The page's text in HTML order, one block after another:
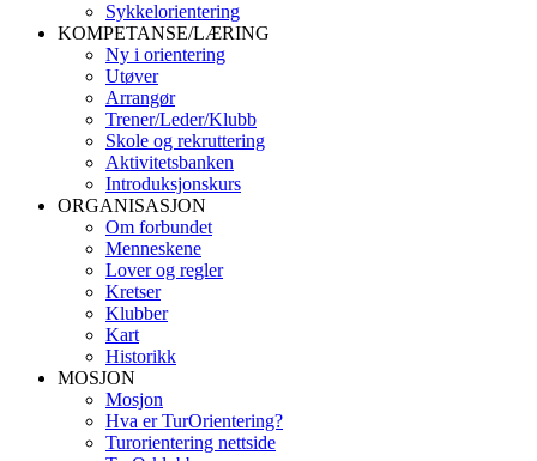
Sykkelorientering
KOMPETANSE/LÆRING
Ny i orientering
Utøver
Arrangør
Trener/Leder/Klubb
Skole og rekruttering
Aktivitetsbanken
Introduksjonskurs
ORGANISASJON
Om forbundet
Menneskene
Lover og regler
Kretser
Klubber
Kart
Historikk
MOSJON
Mosjon
Hva er TurOrientering?
Turorientering nettside